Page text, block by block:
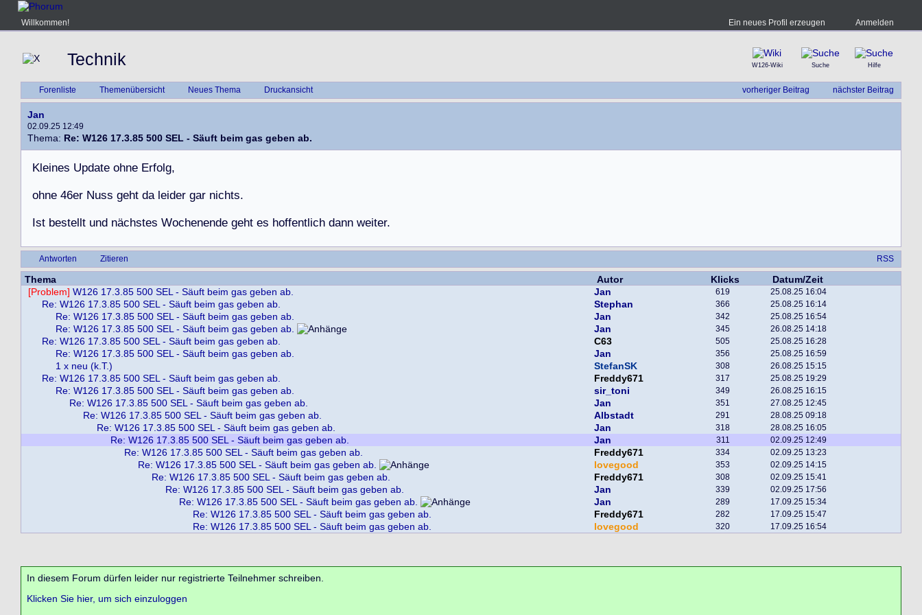
Willkommen! Ein neues Profil erzeugen Anmelden
Technik W126-Wiki Suche Hilfe
vorheriger Beitrag nächster Beitrag
Forenliste Themenübersicht Neues Thema Druckansicht
Jan
02.09.25 12:49
Thema: Re: W126 17.3.85 500 SEL - Säuft beim gas geben ab.
Kleines Update ohne Erfolg,
ohne 46er Nuss geht da leider gar nichts.
Ist bestellt und nächstes Wochenende geht es hoffentlich dann weiter.
Antworten Zitieren RSS
Thema Autor Klicks
Datum/Zeit
[Problem] W126 17.3.85 500 SEL - Säuft beim gas geben ab. Jan 619 25.08.25 16:04
Re: W126 17.3.85 500 SEL - Säuft beim gas geben ab. Stephan 366 25.08.25 16:14
Re: W126 17.3.85 500 SEL - Säuft beim gas geben ab. Jan 342 25.08.25 16:54
Re: W126 17.3.85 500 SEL - Säuft beim gas geben ab. Jan 345 26.08.25 14:18
Re: W126 17.3.85 500 SEL - Säuft beim gas geben ab. C63 505 25.08.25 16:28
Re: W126 17.3.85 500 SEL - Säuft beim gas geben ab. Jan 356 25.08.25 16:59
1 x neu (k.T.) StefanSK 308 26.08.25 15:15
Re: W126 17.3.85 500 SEL - Säuft beim gas geben ab. Freddy671 317 25.08.25 19:29
Re: W126 17.3.85 500 SEL - Säuft beim gas geben ab. sir_toni 349 26.08.25 16:15
Re: W126 17.3.85 500 SEL - Säuft beim gas geben ab. Jan 351 27.08.25 12:45
Re: W126 17.3.85 500 SEL - Säuft beim gas geben ab. Albstadt 291 28.08.25 09:18
Re: W126 17.3.85 500 SEL - Säuft beim gas geben ab. Jan 318 28.08.25 16:05
Re: W126 17.3.85 500 SEL - Säuft beim gas geben ab. Jan 311 02.09.25 12:49
Re: W126 17.3.85 500 SEL - Säuft beim gas geben ab. Freddy671 334 02.09.25 13:23
Re: W126 17.3.85 500 SEL - Säuft beim gas geben ab. lovegood 353 02.09.25 14:15
Re: W126 17.3.85 500 SEL - Säuft beim gas geben ab. Freddy671 308 02.09.25 15:41
Re: W126 17.3.85 500 SEL - Säuft beim gas geben ab. Jan 339 02.09.25 17:56
Re: W126 17.3.85 500 SEL - Säuft beim gas geben ab. Jan 289 17.09.25 15:34
Re: W126 17.3.85 500 SEL - Säuft beim gas geben ab. Freddy671 282 17.09.25 15:47
Re: W126 17.3.85 500 SEL - Säuft beim gas geben ab. lovegood 320 17.09.25 16:54
In diesem Forum dürfen leider nur registrierte Teilnehmer schreiben.
Klicken Sie hier, um sich einzuloggen